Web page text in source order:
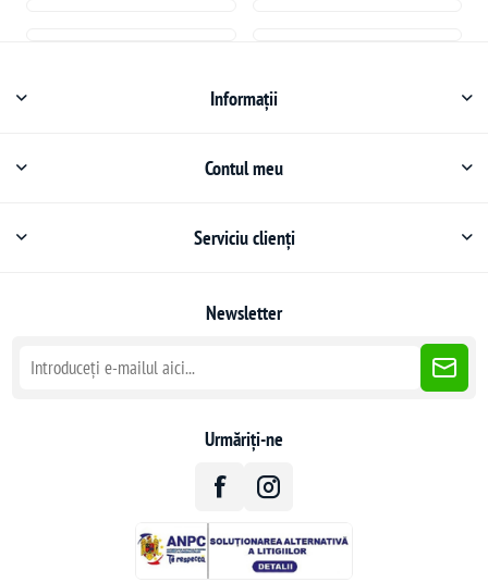
Informații
Contul meu
Serviciu clienți
Newsletter
Urmăriți-ne